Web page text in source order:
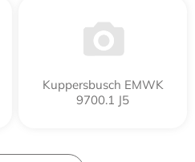
Kuppersbusch EMWK
9700.1 J5